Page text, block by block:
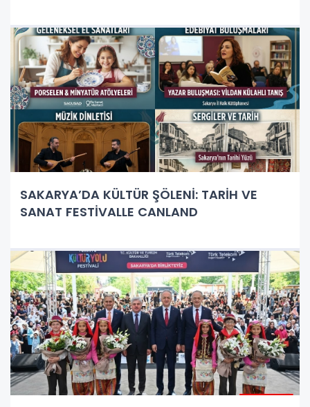
SAKARYA’DA KÜLTÜR ŞÖLENİ: TARİH VE
SANAT FESTİVALLE CANLAND